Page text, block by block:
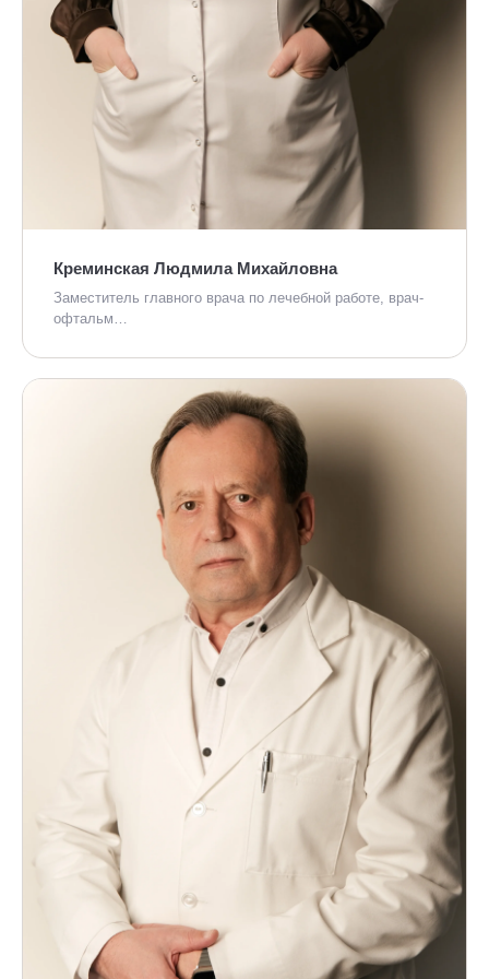
Креминская Людмила Михайловна
Заместитель главного врача по лечебной работе, врач-
офтальм…